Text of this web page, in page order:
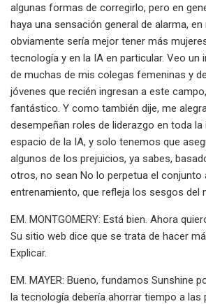
algunas formas de corregirlo, pero en
haya una sensación general de alarma,
obviamente sería mejor tener más
tecnología y en la IA en particular. Veo un
de muchas de mis colegas femeninas y
jóvenes que recién ingresan a este
fantástico. Y como también dije, me
desempeñan roles de liderazgo en toda la
espacio de la IA, y solo tenemos que
algunos de los prejuicios, ya sabes,
otros, no sean No lo perpetua el conjunto
entrenamiento, que refleja los sesgos del
EM. MONTGOMERY: Está bien. Ahora
Su sitio web dice que se trata de hacer
Explicar.
EM. MAYER: Bueno, fundamos Sunshine
la tecnología debería ahorrar tiempo a las